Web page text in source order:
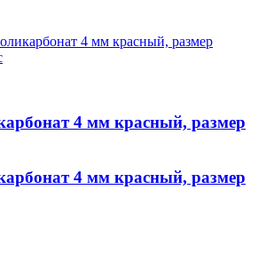
4 мм красный, размер
4 мм красный, размер